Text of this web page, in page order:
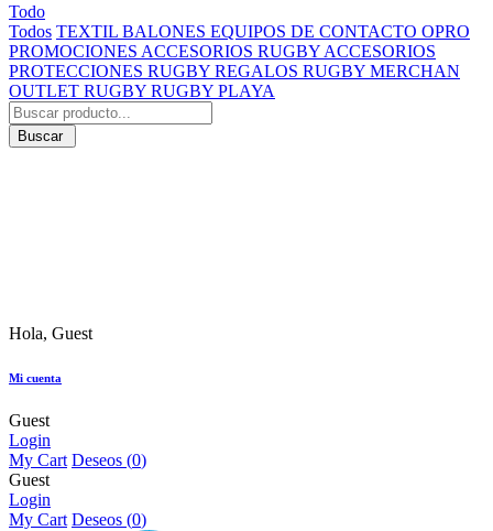
Todo
Todos TEXTIL BALONES EQUIPOS DE CONTACTO OPRO
PROMOCIONES ACCESORIOS RUGBY ACCESORIOS
PROTECCIONES RUGBY REGALOS RUGBY MERCHAN
OUTLET RUGBY RUGBY PLAYA
Buscar
Hola, Guest
Mi cuenta
Guest
Login
My Cart Deseos (0)
Guest
Login
My Cart Deseos (0)